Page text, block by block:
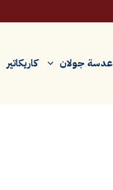
عدسة جولان كاريكاتير